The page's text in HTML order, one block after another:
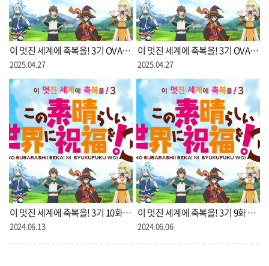
이 멋진 세계에 축복을! 3기 OVA 2화 자막
2025.04.27
이 멋진 세계에 축복을! 3기 OVA 1화 자막
2025.04.27
이 멋진 세계에 축복을! 3기 10화 자막
2024.06.13
이 멋진 세계에 축복을! 3기 9화 자막
2024.06.06